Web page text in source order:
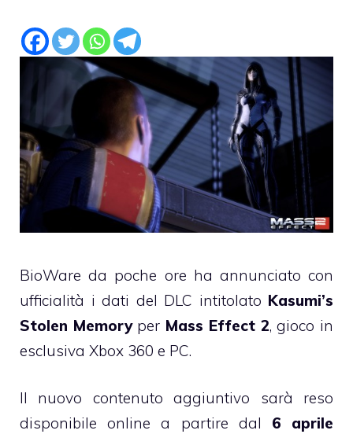
BioWare da poche ore ha annunciato con
ufficialità i dati del DLC intitolato Kasumi’s
Stolen Memoryper Mass Effect 2, gioco in
esclusiva Xbox 360 e PC.
Il nuovo contenuto aggiuntivo sarà reso
disponibile online a partire dal 6 aprile